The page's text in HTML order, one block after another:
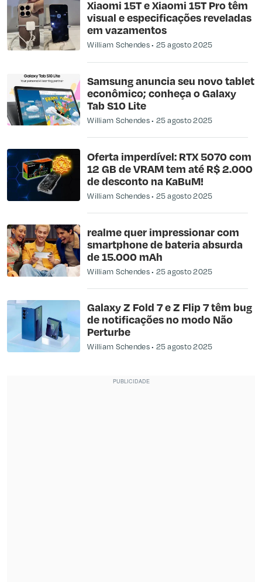
Xiaomi 15T e Xiaomi 15T Pro têm
visual e especificações reveladas
em vazamentos
William Schendes 25 agosto 2025
Samsung anuncia seu novo tablet
econômico; conheça o Galaxy
Tab S10 Lite
William Schendes 25 agosto 2025
Oferta imperdível: RTX 5070 com
12 GB de VRAM tem até R$ 2.000
de desconto na KaBuM!
William Schendes 25 agosto 2025
realme quer impressionar com
smartphone de bateria absurda
de 15.000 mAh
William Schendes 25 agosto 2025
Galaxy Z Fold 7 e Z Flip 7 têm bug
de notificações no modo Não
Perturbe
William Schendes 25 agosto 2025